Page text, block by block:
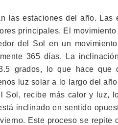
las estaciones del año. Las
principales. El
del Sol en un
365 días. La
grados, lo que hace que
luz solar a lo largo del
Sol, recibe más calor y luz,
inclinado en sentido
Este proceso se repite